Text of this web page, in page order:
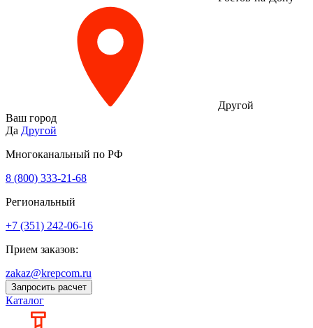
Другой
Ваш город
Да Другой
Многоканальный по РФ
8 (800) 333‑21-68
Региональный
+7 (351) 242-06-16
Прием заказов:
zakaz@krepcom.ru
Запросить расчет
Каталог